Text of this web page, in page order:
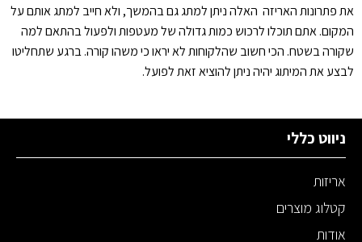
את פתרונות האריזה האלה ניתן למתג גם בהמשך, ולא חייב למתג אותם על
המקום. אתם תוכלו לרכוש כמות גדולה של מעטפות ולפעול בהתאם למה
שקורה בשטח. הכי חשוב שהלקוחות לא יראו כי משהו קורה. ברגע שתחליטו
לבצע את המיתוג יהיה ניתן להוציא זאת לפועל.
ניווט כללי
אריזות
קטלוג מוצרים
אודות